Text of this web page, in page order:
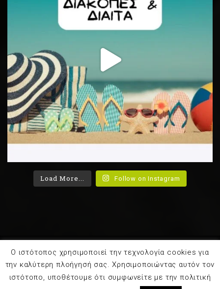
Load More... Follow on Instagram
©2022 plantbased.gr. All Rights Reserved.Διαιτολόγος
Ο ιστότοπος χρησιμοποιεί την τεχνολογία cookies για
την καλύτερη πλοήγησή σας. Χρησιμοποιώντας αυτόν τον
ιστότοπο, υποθέτουμε ότι συμφωνείτε με την πολιτική